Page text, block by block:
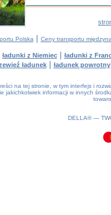
Polska | Ceny transportu
ładunki z Niemiec| ładunki z
ładunek| ładunek powrotny
na tej stronie, w tym interfejs i
jakichkolwiek informacji w innych
DELLA® —